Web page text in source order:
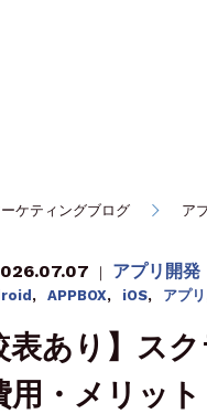
ケティングブログ ア
｜ アプリ開発
, APPBOX, iOS, アプリ
表あり】ス
用・メリッ